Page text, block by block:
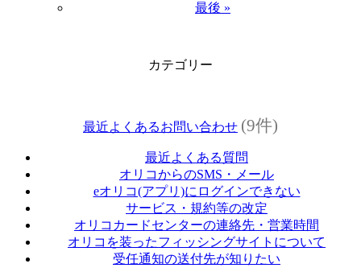
最後 »
カテゴリー
最近よくあるお問い合わせ (9件)
最近よくある質問
オリコからのSMS・メール
eオリコ(アプリ)にログインできない
サービス・規約等の改定
オリコカードセンターの連絡先・営業時間
オリコを装ったフィッシングサイトについて
受任通知の送付先が知りたい